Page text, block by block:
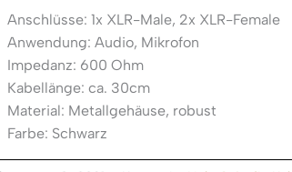
Anschlüsse: 1x XLR-Male, 2x XLR-Female
Anwendung: Audio, Mikrofon
Impedanz: 600 Ohm
Kabellänge: ca. 30cm
Material: Metallgehäuse, robust
Farbe: Schwarz